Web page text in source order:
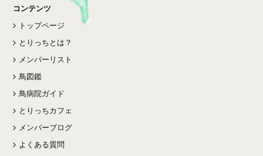
コンテンツ
トップページ
とりっちとは？
メンバーリスト
鳥図鑑
鳥病院ガイド
とりっちカフェ
メンバーブログ
よくある質問